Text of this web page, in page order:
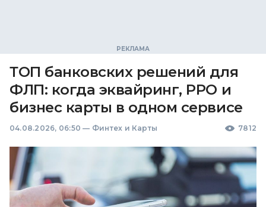
ТОП банковских решений для
ФЛП: когда эквайринг, РРО и
бизнес карты в одном сервисе
04.08.2026, 06:50 — Финтех и Карты 7812